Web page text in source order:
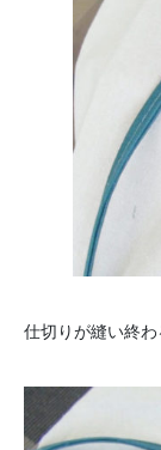
仕切りが縫い終わ